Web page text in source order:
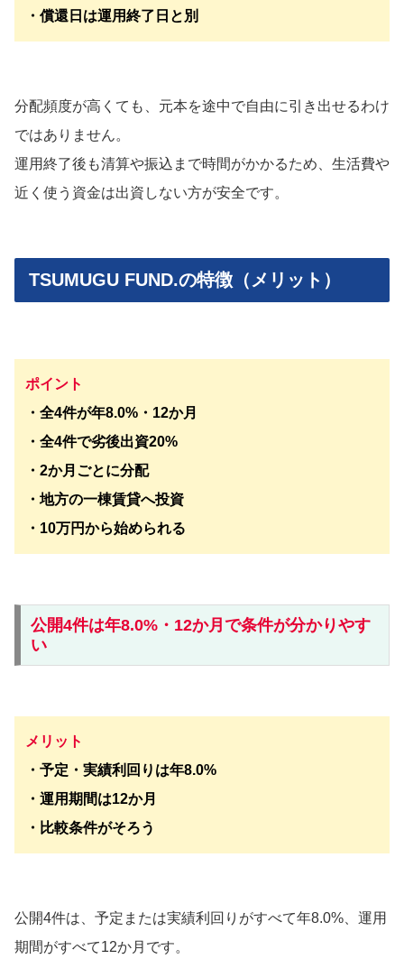
・償還日は運用終了日と別
分配頻度が高くても、元本を途中で自由に引き出せるわけ
ではありません。
運用終了後も清算や振込まで時間がかかるため、生活費や
近く使う資金は出資しない方が安全です。
TSUMUGU FUND.の特徴（メリット）
ポイント
・全4件が年8.0%・12か月
・全4件で劣後出資20%
・2か月ごとに分配
・地方の一棟賃貸へ投資
・10万円から始められる
公開4件は年8.0%・12か月で条件が分かりやす
い
メリット
・予定・実績利回りは年8.0%
・運用期間は12か月
・比較条件がそろう
公開4件は、予定または実績利回りがすべて年8.0%、運用
期間がすべて12か月です。